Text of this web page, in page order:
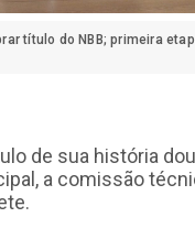
título do NBB; primeira
de sua história
a comissão